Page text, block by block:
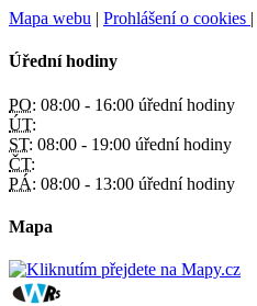
Mapa webu | Prohlášení o cookies |
Úřední hodiny
PO: 08:00 - 16:00 úřední hodiny
ÚT:
ST: 08:00 - 19:00 úřední hodiny
ČT:
PÁ: 08:00 - 13:00 úřední hodiny
Mapa